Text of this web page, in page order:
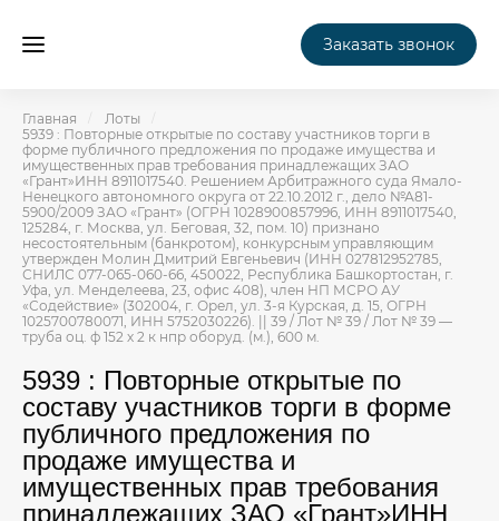
Заказать звонок
Главная
Лоты
5939 : Повторные открытые по составу участников торги в
форме публичного предложения по продаже имущества и
имущественных прав требования принадлежащих ЗАО
«Грант»ИНН 8911017540. Решением Арбитражного суда Ямало-
Ненецкого автономного округа от 22.10.2012 г., дело №А81-
5900/2009 ЗАО «Грант» (ОГРН 1028900857996, ИНН 8911017540,
125284, г. Москва, ул. Беговая, 32, пом. 10) признано
несостоятельным (банкротом), конкурсным управляющим
утвержден Молин Дмитрий Евгеньевич (ИНН 027812952785,
СНИЛС 077-065-060-66, 450022, Республика Башкортостан, г.
Уфа, ул. Менделеева, 23, офис 408), член НП МСРО АУ
«Содействие» (302004, г. Орел, ул. 3-я Курская, д. 15, ОГРН
1025700780071, ИНН 5752030226). || 39 / Лот № 39 / Лот № 39 —
труба оц. ф 152 х 2 к нпр оборуд. (м.), 600 м.
5939 : Повторные открытые по
составу участников торги в форме
публичного предложения по
продаже имущества и
имущественных прав требования
принадлежащих ЗАО «Грант»ИНН